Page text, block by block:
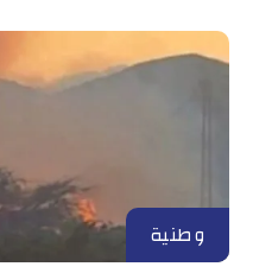
وطنية